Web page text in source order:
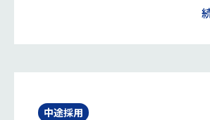
中途採用